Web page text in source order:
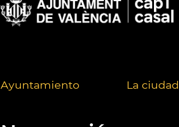
Ayuntamiento La ciudad